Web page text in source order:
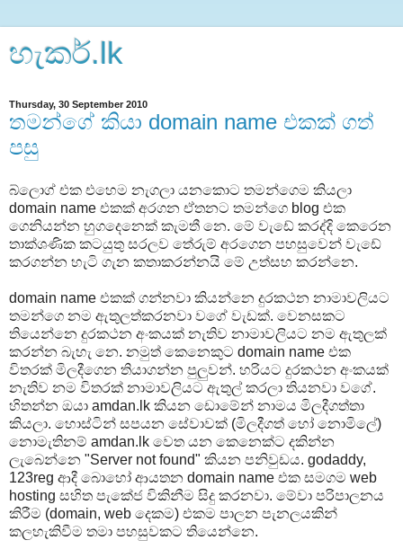
හැකර්.lk
Thursday, 30 September 2010
තමන්ගේ කියා domain name එකක් ගත්
පසු
බ්ලොග් එක එහෙම නැගලා යනකොට තමන්ගෙම කියලා
domain name එකක් අරගන ඒතනට තමන්ගෙ blog එක
ගෙනියන්න හුගදෙනෙක් කැමතී නෙ. මේ වැඩේ කරද්දි කෙරෙන
තාක්ශණික කටයුතු සරලව තේරුම් අරගෙන පහසුවෙන් වැඩේ
කරගන්න හැටි ගැන කතාකරන්නයි මේ උත්සහ කරන්නෙ.
domain name එකක් ගන්නවා කියන්නෙ දුරකථන නාමාවලියට
තමන්ගෙ නම ඇතුලත්‌කරනවා වගේ වැඩක්. වෙනසකට
තියෙන්නෙ දුරකථන අංකයක් නැතිව නාමාවලියට නම ඇතුලක්
කරන්න බැහැ නෙ. නමුත් කෙනෙකුට domain name එක
විතරක් මිලදීගෙන තියාගන්න පුලුවන්. හරියට දුරකථන අංකයක්
නැතිව නම විතරක් නාමාවලියට ඇතුල් කරලා තියනවා වගේ.
හිතන්න ඔයා amdan.lk කියන ඩොමේන් නාමය මිලදීගත්තා
කියලා. හොස්ටින් සපයන සේවාවක් (මිලදීගත් හෝ නොමිලේ)
නොමැතිනම් amdan.lk වෙත යන කෙනෙක්ට දකින්න
ලැබෙන්නෙ "Server not found" කියන පනිවුඩය. godaddy,
123reg ආදී බොහෝ ආයතන domain name එක සමගම web
hosting සහිත පැකේජ විකිනීම සිදු කරනවා. මේවා පරිපාලනය
කිරීම (domain, web දෙකම) එකම පාලන පැනලයකින්
කලහැකිවීම තමා පහසුවකට තියෙන්නෙ.